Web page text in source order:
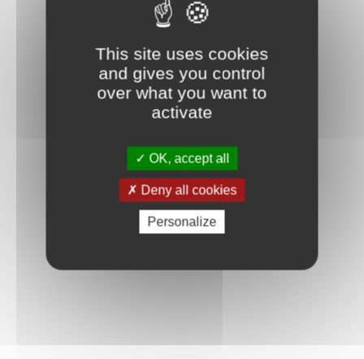
This site uses cookies
and gives you control
over what you want to
activate
OK, accept all
Deny all cookies
Personalize